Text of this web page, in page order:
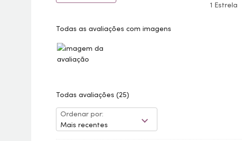
1 Estrela
Todas as avaliações com imagens
Todas avaliações (25)
Ordenar por:
Mais recentes